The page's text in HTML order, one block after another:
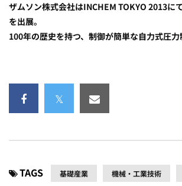
ザムソン株式会社はINCHEM TOKYO 2013に
を出展。
100年の歴史を持つ、制御が簡単な自力式圧力
TAGS 基礎産業 機械・工業技術